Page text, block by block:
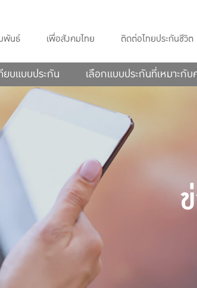
พันธ์ เพื่อสังคมไทย ติดต่อไทยประกันชีวิต
ยบแบบประกัน เลือกแบบประกันที่เหมาะกั